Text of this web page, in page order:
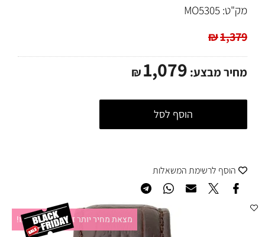
מצאת מחיר יותר זול?תקשרו אלינו!
מק"ט: MO5305
₪1,379
מחיר מבצע: ₪1,079
הוסף לסל
הוסף לרשימת המשאלות